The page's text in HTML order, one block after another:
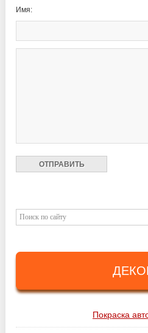
Имя:
Покраска